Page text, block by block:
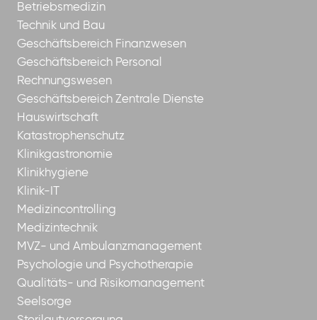
Betriebsmedizin
Technik und Bau
Geschäftsbereich Finanzwesen
Geschäftsbereich Personal
Rechnungswesen
Geschäftsbereich Zentrale Dienste
Hauswirtschaft
Katastrophenschutz
Klinikgastronomie
Klinikhygiene
Klinik-IT
Medizincontrolling
Medizintechnik
MVZ- und Ambulanzmanagement
Psychologie und Psychotherapie
Qualitäts- und Risikomanagement
Seelsorge